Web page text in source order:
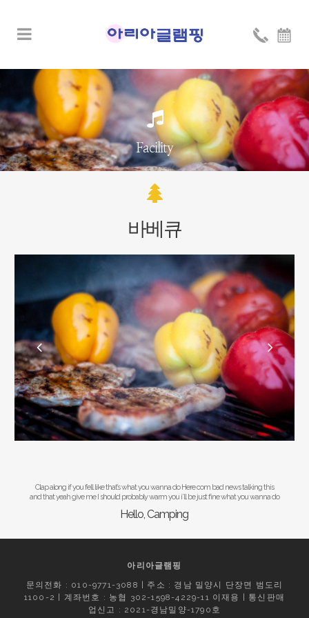
Facility
바베큐
Clap along if you fell like that’s what you wanna do Here com bad news talking this
and that yeah give me I should probably warm you i’ll be just fine what you wanna do
Hello, Camping
아리아글램핑
문의전화 : 010-9771-3088 | 주소 : 경남 밀양시 단장면 범도리
1100-2 | 계좌번호 : 농협 302-1598-4229-11 이재용 | 통신판매
업신고 : 2021-경남밀양-1790호